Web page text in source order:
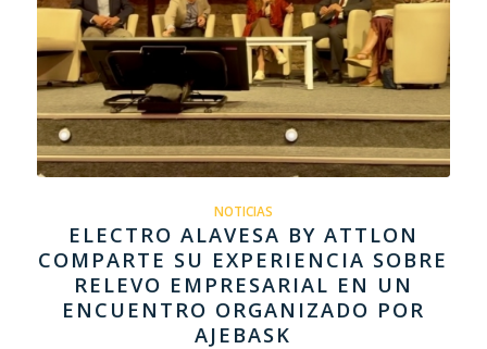
NOTICIAS
ELECTRO ALAVESA BY ATTLON
COMPARTE SU EXPERIENCIA SOBRE
RELEVO EMPRESARIAL EN UN
ENCUENTRO ORGANIZADO POR
AJEBASK